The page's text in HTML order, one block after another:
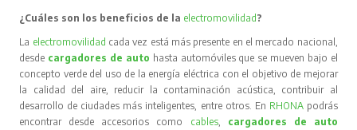
¿Cuáles son los beneficios de la electromovilidad ?
La electromovilidad cada vez está más presente en el mercado nacional,
desde cargadores de auto hasta automóviles que se mueven bajo el
concepto verde del uso de la energía eléctrica con el objetivo de mejorar
la calidad del aire, reducir la contaminación acústica, contribuir al
desarrollo de ciudades más inteligentes, entre otros. En RHONA podrás
encontrar desde accesorios como cables, cargadores de auto